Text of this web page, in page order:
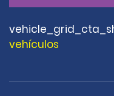
vehículos